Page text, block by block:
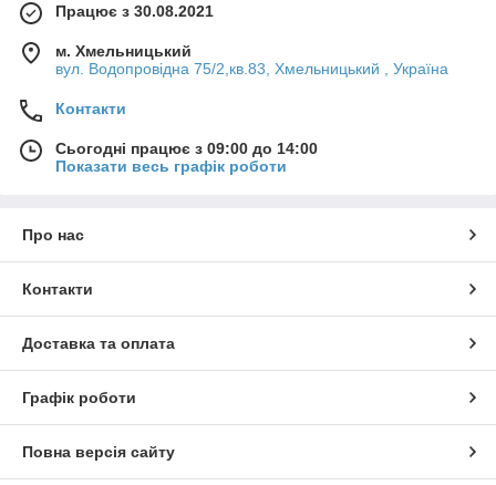
Працює з 30.08.2021
м. Хмельницький
вул. Водопровідна 75/2,кв.83, Хмельницький , Україна
Контакти
Сьогодні працює з 09:00 до 14:00
Показати весь графік роботи
Про нас
Контакти
Доставка та оплата
Графік роботи
Повна версія сайту